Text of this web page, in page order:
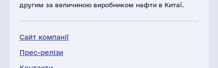
другим за величиною виробником нафти в Китаї.
Сайт компанії
Прес-релізи